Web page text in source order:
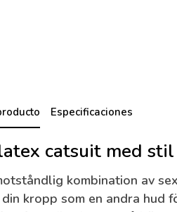
Especificaciones
catsuit med stil
kombination av
kropp som en andra hud